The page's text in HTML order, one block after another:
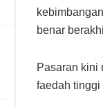
benar
Pasaran kini
faedah